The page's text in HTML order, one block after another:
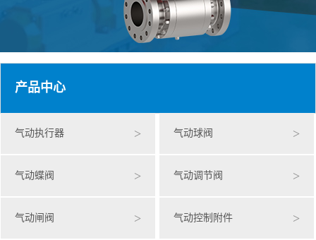
产品中心
气动执行器 > 气动球阀 >
气动蝶阀 > 气动调节阀 >
气动闸阀 > 气动控制附件 >